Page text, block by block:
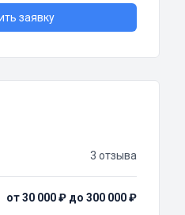
заявку
3 отзыва
от 30 000 ₽ до 300 000 ₽